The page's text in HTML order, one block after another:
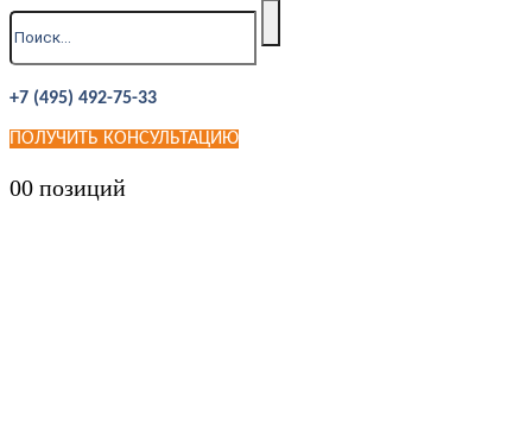
+7 (495) 492-75-33
ПОЛУЧИТЬ КОНСУЛЬТАЦИЮ
00 позиций